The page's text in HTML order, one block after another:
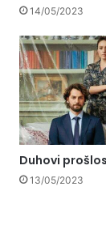
14/05/2023
Duhovi
13/05/2023